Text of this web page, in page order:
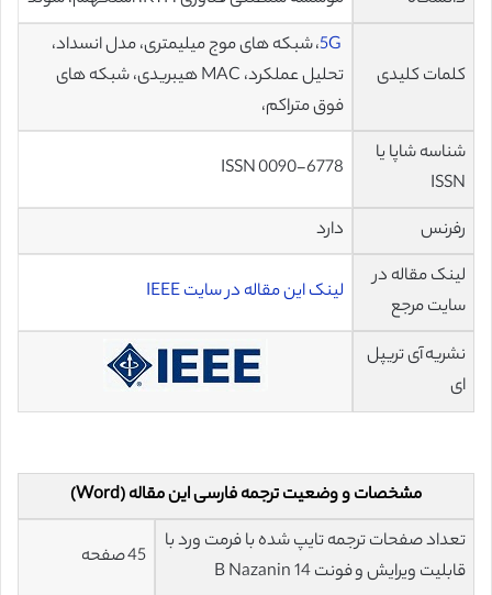
کلمات کلیدی
5G، شبکه های موج میلیمتری، مدل انسداد،
تحلیل عملکرد، MAC هیبریدی، شبکه های
فوق متراکم،
شناسه شاپا یا
ISSN
ISSN 0090-6778
رفرنس
دارد
لینک مقاله در
سایت مرجع
لینک این مقاله در سایت IEEE
نشریه آی تریپل
ای
مشخصات و وضعیت ترجمه فارسی این مقاله (Word)
تعداد صفحات ترجمه تایپ شده با فرمت ورد با
قابلیت ویرایش و فونت 14 B Nazanin
45 صفحه